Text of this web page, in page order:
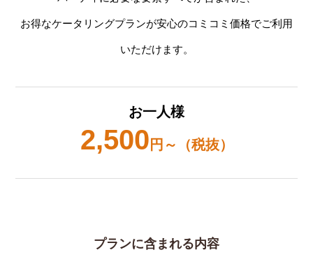
お得なケータリングプランが安心のコミコミ価格でご利用
いただけます。
お一人様
2,500 円～（税抜）
プランに含まれる内容